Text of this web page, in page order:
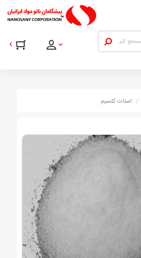
استات کلسیم